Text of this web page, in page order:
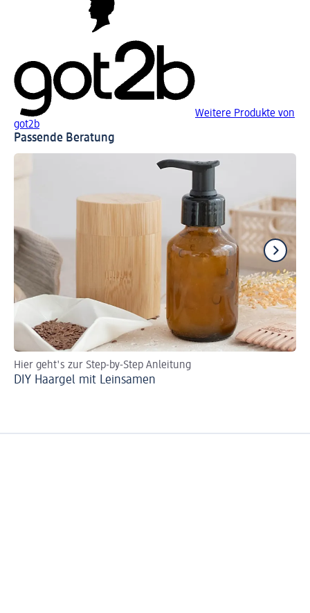
Weitere Produkte von
got2b
Passende Beratung
Hier geht's zur Step-by-Step Anleitung
DIY Haargel mit Leinsamen